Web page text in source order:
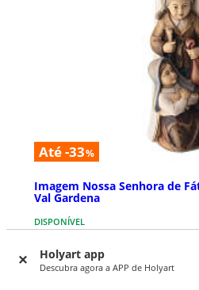
Holyart app
Descubra agora a APP de Holyart
Até -33%
Imagem Nossa Senhora de
Val Gardena
DISPONÍVEL
Preço a partir de € 51,90